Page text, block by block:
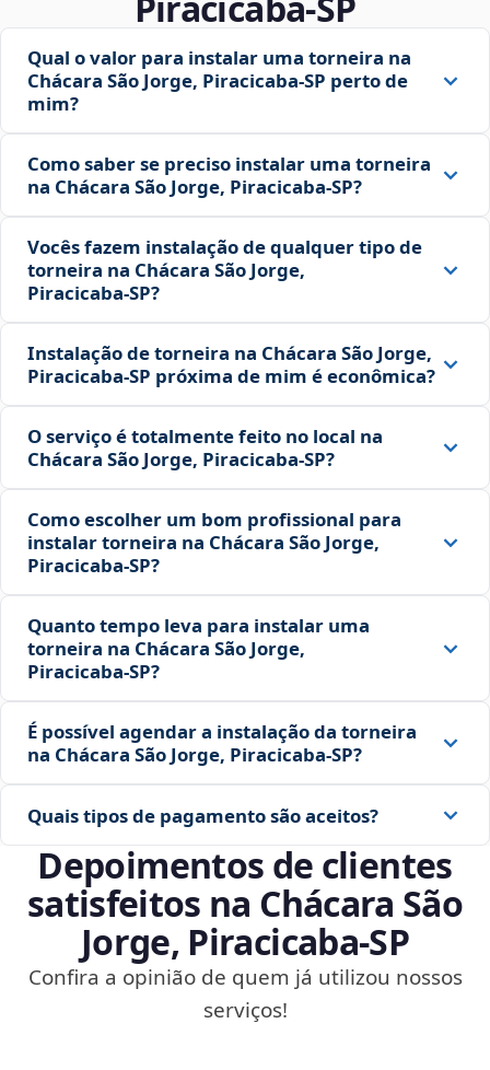
Qual o valor para instalar uma torneira na
Chácara São Jorge, Piracicaba‑SP perto de
mim?
Como saber se preciso instalar uma torneira
na Chácara São Jorge, Piracicaba‑SP?
Vocês fazem instalação de qualquer tipo de
torneira na Chácara São Jorge,
Piracicaba‑SP?
Instalação de torneira na Chácara São Jorge,
Piracicaba‑SP próxima de mim é econômica?
O serviço é totalmente feito no local na
Chácara São Jorge, Piracicaba‑SP?
Como escolher um bom profissional para
instalar torneira na Chácara São Jorge,
Piracicaba‑SP?
Quanto tempo leva para instalar uma
torneira na Chácara São Jorge,
Piracicaba‑SP?
É possível agendar a instalação da torneira
na Chácara São Jorge, Piracicaba‑SP?
Quais tipos de pagamento são aceitos?
Depoimentos de clientes
satisfeitos na Chácara São
Jorge, Piracicaba‑SP
Confira a opinião de quem já utilizou nossos
serviços!